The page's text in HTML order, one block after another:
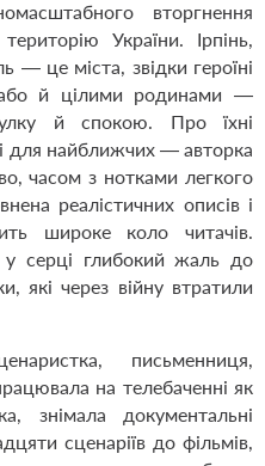
вторгнення
України. Ірпінь,
— це міста, звідки героїні
й цілими родинами —
й спокою. Про їхні
для найближчих — авторка
часом з нотками легкого
реалістичних описів і
широке коло читачів.
серці глибокий жаль до
які через війну втратили
письменниця,
на телебаченні як
знімала документальні
сценаріїв до фільмів,